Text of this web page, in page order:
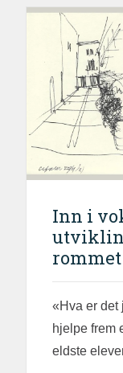
Inn i
rommet
«Hva er det
hjelpe frem
eldste